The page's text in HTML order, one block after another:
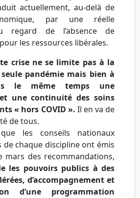
actuellement, au-delà de
par une réelle
regard de l’absence de
les ressources libérales.
crise ne se limite pas à la
pandémie mais bien à
le même temps une
une continuité des soins
« hors COVID ». Il en va de
de tous.
les conseils nationaux
de chaque discipline ont émis
mars des recommandations,
les pouvoirs publics à des
d’accompagnement et
d’une programmation